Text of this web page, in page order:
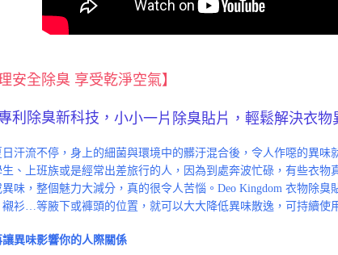
安全除臭 享受乾淨空氣】
利除臭新科技，小小一片除臭貼片，輕鬆解決衣物
日汗流不停，身上的細菌與環境中的髒汙混合後，令人作噁的異
生、上班族或是經常出差旅行的人，因為到處奔波忙碌，有些衣
味，整個魅力大減分，真的很令人苦惱。Deo Kingdom 衣物除
襯衫…等腋下或褲頭的位置，就可以大大降低異味散逸，可持續使
讓異味影響你的人際關係